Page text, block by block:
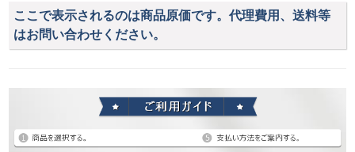
ここで表示されるのは商品原価です。代理費用、送料等
はお問い合わせください。